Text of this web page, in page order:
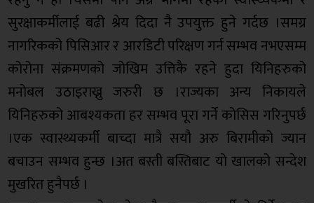
सुरक्षाकर्मीलाई बढी श्रेय दिदा नै उपयुक्त हुने गर्दछ ।समग्र
नागरिकको पिसिआर र आरडिटी परिक्षण गर्न सम्भव नभएसम्म
कोरोना संक्रमणको जोखिम उत्तिकै रहने हुदा यिनिहरुको
मनोबल उठाइराख्नु जरुरी छ ।राज्यका अन्य निकायले
यिनिहरुको आबश्यकता हर सम्भव पूरा गर्ने कोसिस गरिनुपर्छ
।एक स्वास्थ्यकर्मी बाच्दा मात्रै सयौ अरु बिरामीको ज्यान
बचाउन सम्भव हुन्छ ।अत बस्ती बस्तिबाट यो खालको सन्देश
मुखरित हुनैपर्छ ।